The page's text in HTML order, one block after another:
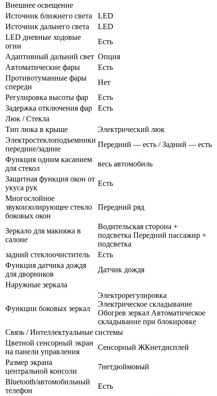
Внешнее освещение
Источник ближнего света
LED
Источник дальнего света
LED
LED дневные ходовые
огни
Есть
Адаптивный дальний свет Опция
Автоматические фары
Есть
Противотуманные фары
спереди
Нет
Регулировка высоты фар
Есть
Задержка отключения фар
Есть
Люк / Стекла
Тип люка в крыше
Электрический люк
Электростеклоподъемники
передние/задние
Передний — есть / Задний — есть
Функция одним касанием
для стекол
весь автомобиль
Защитная функция окон от
укуса рук
Есть
Многослойное
звукоизолирующее стекло
боковых окон
Передний ряд
Зеркало для макияжа в
салоне
Водительская сторона +
подсветка Передний пассажир +
подсветка
задний стеклоочиститель
Есть
Функция датчика дождя
для дворников
Датчик дождя
Наружные зеркала
Функции боковых зеркал
Электрорегулировка
Электрическое складывание
Обогрев зеркал Автоматическое
складывание при блокировке
Связь / Интеллектуальные системы
Цветной сенсорный экран
на панели управления
Сенсорный ЖКнетдисплей
Размер экрана
центральной консоли
7нетдюймовый
Bluetooth/автомобильный
телефон
Есть